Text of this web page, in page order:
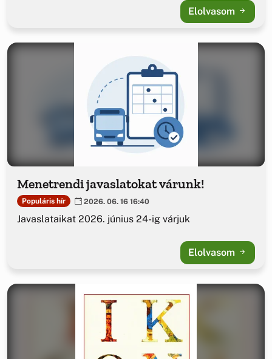
Elolvasom
Menetrendi javaslatokat várunk!
Populáris hír 2026. 06. 16 16:40
Javaslataikat 2026. június 24-ig várjuk
Elolvasom